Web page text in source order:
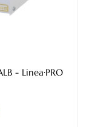
- Linea·PRO